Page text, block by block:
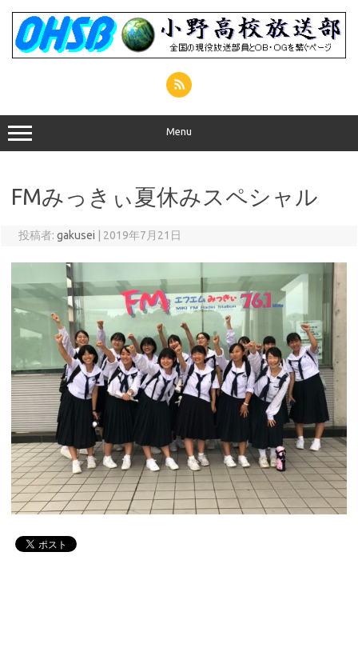
Menu
FMみっきぃ夏休みスペシャル
投稿者: gakusei 2019年7月21日